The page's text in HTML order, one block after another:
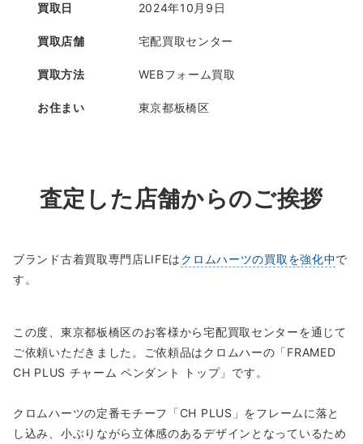
買取日 2024年10月9日
買取店舗 宅配買取センター
買取方法 WEBフォーム買取
お住まい 東京都板橋区
査定した店舗からのご挨拶
ブランド古着買取専門店LIFEはクロムハーツの買取を強化中で
す。
この度、東京都板橋区のお客様から宅配買取センターを通じて
ご依頼いただきました。ご依頼品はクロムハーの「FRAMED
CH PLUS チャーム ペンダント トップ」です。
クロムハーツの定番モチーフ「CH PLUS」をフレームに落と
し込み、小ぶりながら立体感のあるデザインとなっているため